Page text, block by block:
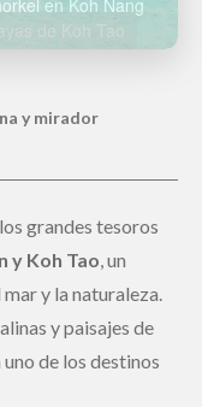
de Koh Tao
por su
grandes tesoros
y Koh Tao, un
y la naturaleza.
y paisajes de
de los destinos